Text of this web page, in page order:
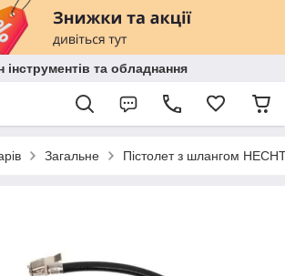
інструментів та обладнання
Загальне Пістолет з шлангом